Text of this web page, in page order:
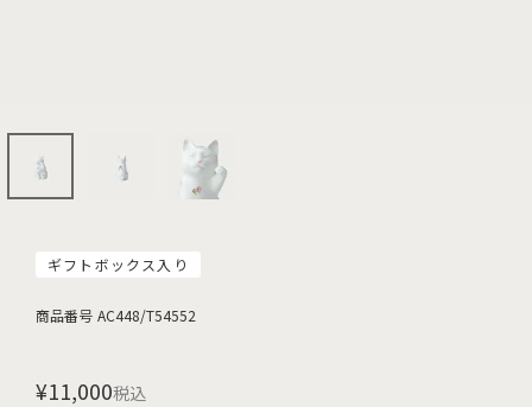
ギフトボックス入り
商品番号 AC448/T54552
¥11,000税込